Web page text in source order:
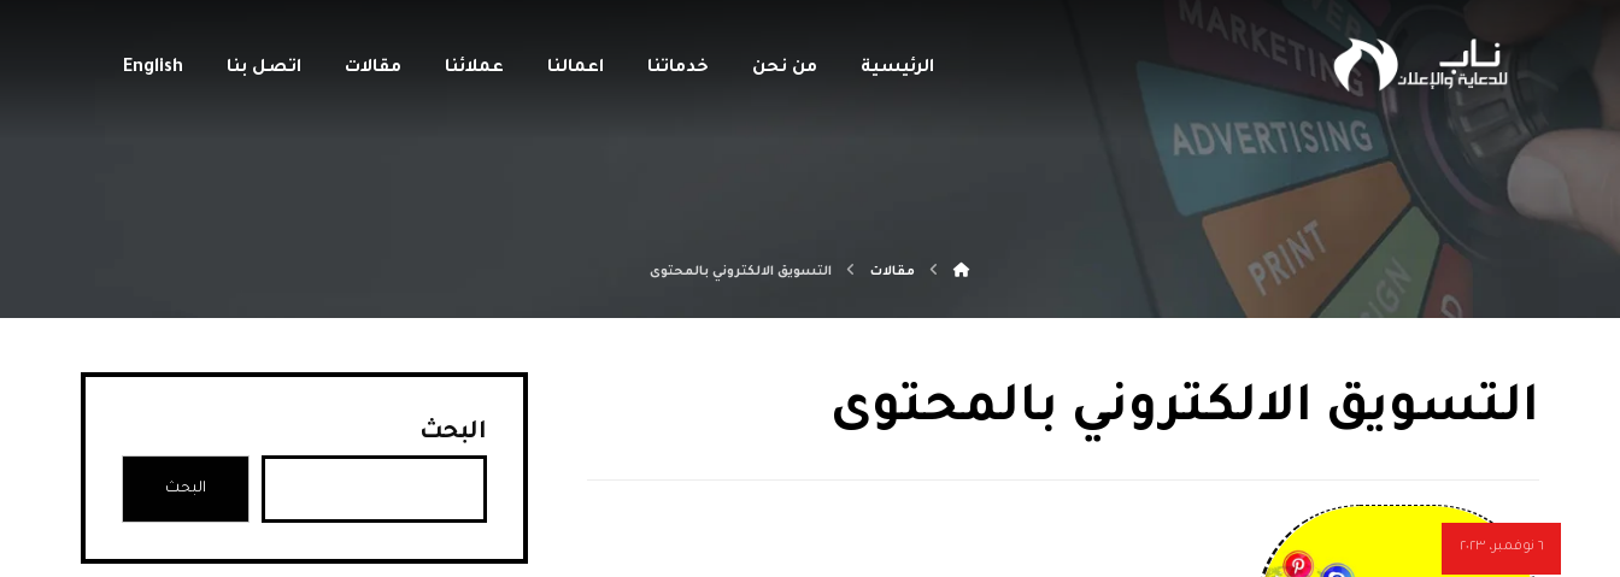
الرئيسية من نحن خدماتنا اعمالنا عملائنا مقالات اتصل بنا English
مقالات التسويق الالكتروني بالمحتوى
التسويق الالكتروني بالمحتوى
٦ نوفمبر، ٢٠٢٣
البحث
البحث